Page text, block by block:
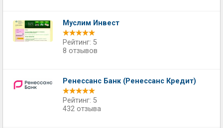
Муслим Инвест
Рейтинг: 5
8 отзывов
Ренессанс Банк (Ренессанс Кредит)
Рейтинг: 5
432 отзыва